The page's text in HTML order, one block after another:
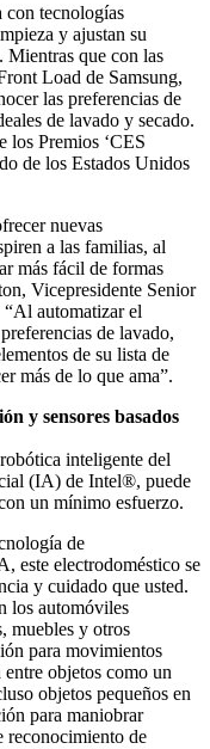
con tecnologías
y ajustan su
Mientras que con las
Load de Samsung,
las preferencias de
de lavado y secado.
los Premios ‘CES
de los Estados Unidos
nuevas
a las familias, al
más fácil de formas
Vicepresidente Senior
automatizar el
de lavado,
de su lista de
más de lo que ama”.
y sensores basados
inteligente del
(IA) de Intel®, puede
un mínimo esfuerzo.
de
este electrodoméstico se
y cuidado que usted.
los automóviles
muebles y otros
para movimientos
objetos como un
objetos pequeños en
para maniobrar
reconocimiento de